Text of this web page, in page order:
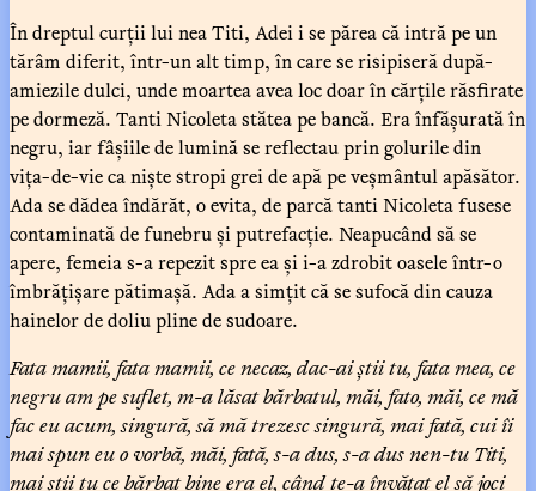
În dreptul curții lui nea Titi, Adei i se părea că intră pe un
tărâm diferit, într-un alt timp, în care se risipiseră după-
amiezile dulci, unde moartea avea loc doar în cărțile răsfirate
pe dormeză. Tanti Nicoleta stătea pe bancă. Era înfășurată în
negru, iar fâșiile de lumină se reflectau prin golurile din
vița-de-vie ca niște stropi grei de apă pe veșmântul apăsător.
Ada se dădea îndărăt, o evita, de parcă tanti Nicoleta fusese
contaminată de funebru și putrefacție. Neapucând să se
apere, femeia s-a repezit spre ea și i-a zdrobit oasele într-o
îmbrățișare pătimașă. Ada a simțit că se sufocă din cauza
hainelor de doliu pline de sudoare.
Fata mamii, fata mamii, ce necaz, dac-ai știi tu, fata mea, ce
negru am pe suflet, m-a lăsat bărbatul, măi, fato, măi, ce mă
fac eu acum, singură, să mă trezesc singură, mai fată, cui îi
mai spun eu o vorbă, măi, fată, s-a dus, s-a dus nen-tu Titi,
mai știi tu ce bărbat bine era el, când te-a învățat el să joci